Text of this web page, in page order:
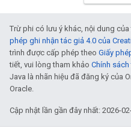
Trừ phi có lưu ý khác, nội dung
phép ghi nhận tác giả 4.0 của
trình được cấp phép theo Giấy
tiết, vui lòng tham khảo Chính
Java là nhãn hiệu đã đăng ký của
Oracle.
Cập nhật lần gần đây nhất: 2026-